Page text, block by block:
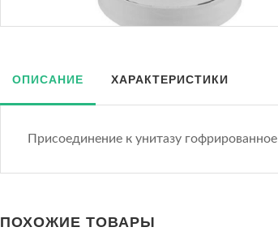
ОПИСАНИЕ ХАРАКТЕРИСТИКИ
Присоединение к унитазу гофрированное
ПОХОЖИЕ ТОВАРЫ